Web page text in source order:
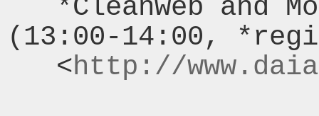
(13:00-14:00,
   <
http://